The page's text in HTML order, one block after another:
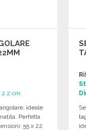
2.2 cm
ideale
Perfetta
55 x 22